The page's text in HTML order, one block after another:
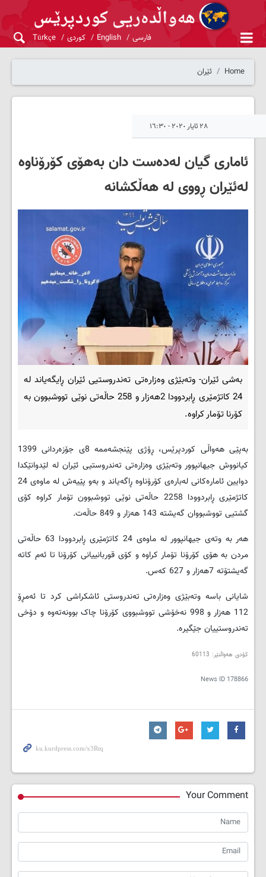
فارسی English کوردی Türkçe
Home ئێران
٢٨ ئایار ٢٠٢٠ - ١٦:٣٠
ئاماری گیان لەدەست دان بەهۆی کۆرۆناوە
لەئێران ڕووی لە هەڵکشانە
بەشی ئێران- وتەبێژی وەزارەتی تەندروستیی ئێران ڕایگەیاند لە
24 کاتژمێری ڕابردوودا 2هەزار و 258 حاڵەتی نوێی تووشبوون بە
کۆرنا تۆمار کراوە.
بەپێی هەواڵی کوردپرێس، ڕۆژی پێنجشەممە 8ی جۆزەردانی 1399
کیانووش جیهانپوور وتەبێژی وەزارەتی تەندروستیی ئێران لە لێدوانێکدا
دوایین ئامارەکانی لەبارەی کۆرۆناوە ڕاگەیاند و بەو پێیەش لە ماوەی 24
کاتژمێری ڕابردوودا 2258 حاڵەتی نوێی تووشبوون تۆمار کراوە کۆی
گشتیی تووشبووان گەیشتە 143 هەزار و 849 حاڵەت.
هەر بە وتەی جیهانپوور لە ماوەی 24 کاتژمێری ڕابردوودا 63 حاڵەتی
مردن بە هۆی کۆرۆنا تۆمار کراوە و کۆی قوربانییانی کۆرۆنا تا ئەم کاتە
گەیشتۆتە 7هەزار و 627 کەس.
شایانی باسە وتەبێژی وەزارەتی تەندروستی ئاشکراشی کرد تا ئەمڕۆ
112 هەزار و 998 نەخۆشی تووشبووی کۆرۆنا چاک بوونەتەوە و دۆخی
تەندروستییان جێگیرە.
کۆدی هەواڵنێر: 60113
News ID 178866
Your Comment